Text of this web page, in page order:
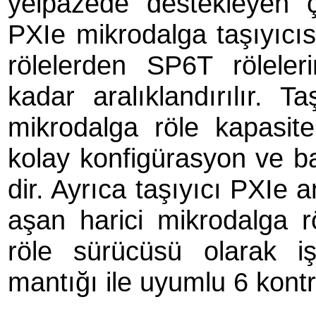
PXIe mikrodalga
rölelerden SP6T
kadar aralıklandırılır.
mikrodalga röle
kolay konfigürasyon ve
dir. Ayrıca taşıyıcı PXIe
aşan harici mikrodalga
röle sürücüsü olarak
mantığı ile uyumlu 6